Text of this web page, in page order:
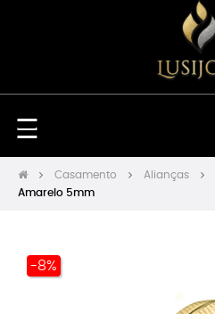
Toggle
navigation
☰
Casamento Alianças
Amarelo 5mm
-8%